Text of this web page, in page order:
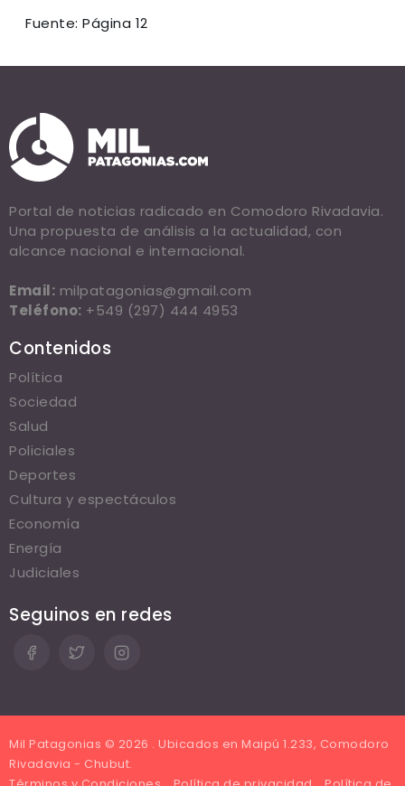
Fuente: Página 12
Portal de noticias radicado en Comodoro Rivadavia.
Una propuesta de análisis a la actualidad, con
alcance nacional e internacional.
Email: milpatagonias@gmail.com
Teléfono: +549 (297) 444 4953
Contenidos
Política
Sociedad
Salud
Policiales
Deportes
Cultura y espectáculos
Economía
Energía
Judiciales
Seguinos en redes
Mil Patagonias © 2026 . Ubicados en Maipú 1.233, Comodoro
Rivadavia - Chubut.